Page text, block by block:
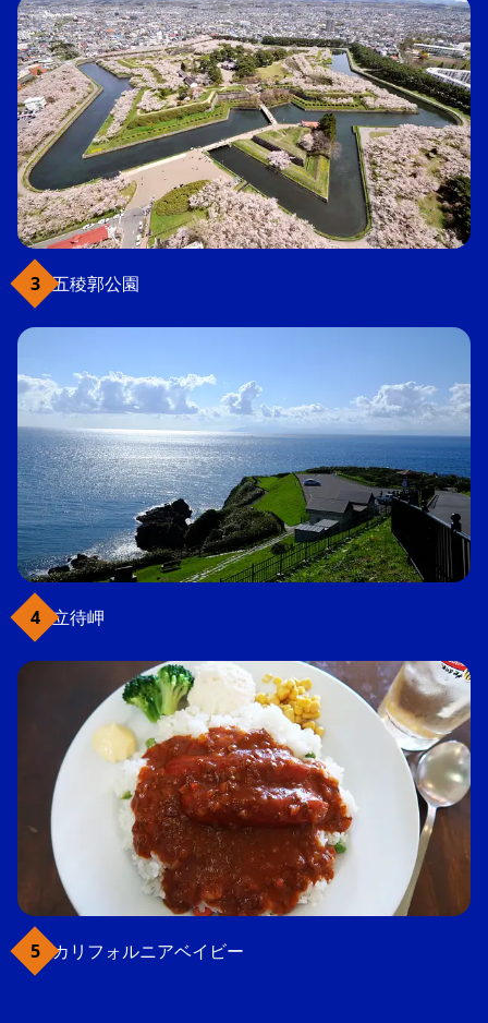
五稜郭公園
立待岬
カリフォルニアベイビー